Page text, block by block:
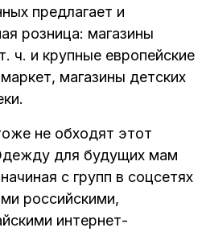
предлагает и
розница: магазины
ч. и крупные европейские
магазины детских
не обходят этот
для будущих мам
с групп в соцсетях
российскими,
интернет-